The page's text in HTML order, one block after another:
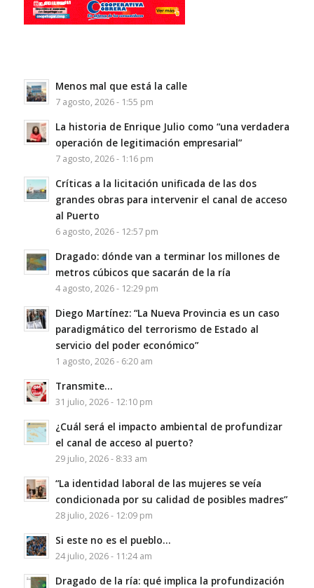
Menos mal que está la calle
7 agosto, 2026 - 1:55 pm
La historia de Enrique Julio como “una verdadera
operación de legitimación empresarial”
7 agosto, 2026 - 1:16 pm
Críticas a la licitación unificada de las dos
grandes obras para intervenir el canal de acceso
al Puerto
6 agosto, 2026 - 12:57 pm
Dragado: dónde van a terminar los millones de
metros cúbicos que sacarán de la ría
4 agosto, 2026 - 12:29 pm
Diego Martínez: “La Nueva Provincia es un caso
paradigmático del terrorismo de Estado al
servicio del poder económico”
1 agosto, 2026 - 6:20 am
Transmite…
31 julio, 2026 - 12:10 pm
¿Cuál será el impacto ambiental de profundizar
el canal de acceso al puerto?
29 julio, 2026 - 8:33 am
“La identidad laboral de las mujeres se veía
condicionada por su calidad de posibles madres”
28 julio, 2026 - 12:09 pm
Si este no es el pueblo…
24 julio, 2026 - 11:24 am
Dragado de la ría: qué implica la profundización